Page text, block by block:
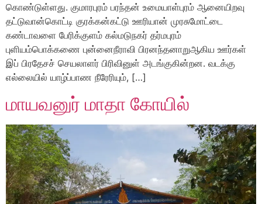
கொண்டுள்ளது. குமாரபுரம் பரந்தன் உமையாள்புரம் ஆனையிறவு
தட்டுவான்கொட்டி குரக்கன்கட்டு ஊரியான் முரசுமோட்டை
கண்டாவளை பேரிக்குளம் கல்மடுநகர் தர்மபுரம்
புளியம்பொக்கணை புன்னைநீராவி பிரனந்தனாறுஆகிய ஊர்கள்
இப் பிரதேசச் செயலாளர் பிரிவினுள் அடங்குகின்றன. வடக்கு
எல்லையில் யாழ்ப்பாண நீரேரியும், […]
மாயவனுர் மாதா கோயில்